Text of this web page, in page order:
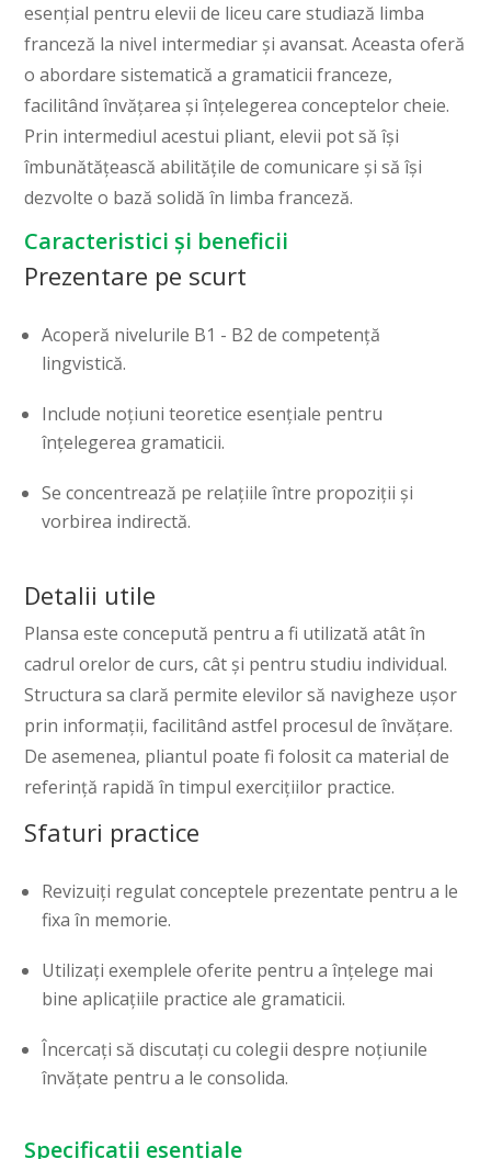
esențial pentru elevii de liceu care studiază limba
franceză la nivel intermediar și avansat. Aceasta oferă
o abordare sistematică a gramaticii franceze,
facilitând învățarea și înțelegerea conceptelor cheie.
Prin intermediul acestui pliant, elevii pot să își
îmbunătățească abilitățile de comunicare și să își
dezvolte o bază solidă în limba franceză.
Caracteristici și beneficii
Prezentare pe scurt
Acoperă nivelurile B1 - B2 de competență
lingvistică.
Include noțiuni teoretice esențiale pentru
înțelegerea gramaticii.
Se concentrează pe relațiile între propoziții și
vorbirea indirectă.
Detalii utile
Plansa este concepută pentru a fi utilizată atât în
cadrul orelor de curs, cât și pentru studiu individual.
Structura sa clară permite elevilor să navigheze ușor
prin informații, facilitând astfel procesul de învățare.
De asemenea, pliantul poate fi folosit ca material de
referință rapidă în timpul exercițiilor practice.
Sfaturi practice
Revizuiți regulat conceptele prezentate pentru a le
fixa în memorie.
Utilizați exemplele oferite pentru a înțelege mai
bine aplicațiile practice ale gramaticii.
Încercați să discutați cu colegii despre noțiunile
învățate pentru a le consolida.
Specificații esențiale